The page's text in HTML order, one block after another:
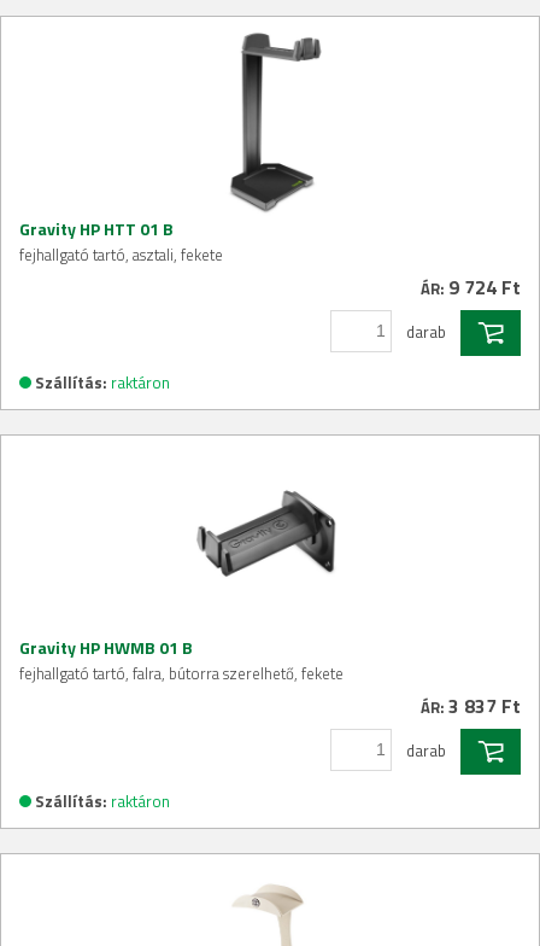
Gravity HP HTT 01 B
fejhallgató tartó, asztali, fekete
ÁR: 9 724 Ft
darab
Szállítás: raktáron
Gravity HP HWMB 01 B
fejhallgató tartó, falra, bútorra szerelhető, fekete
ÁR: 3 837 Ft
darab
Szállítás: raktáron